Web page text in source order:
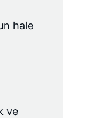
hale
ve